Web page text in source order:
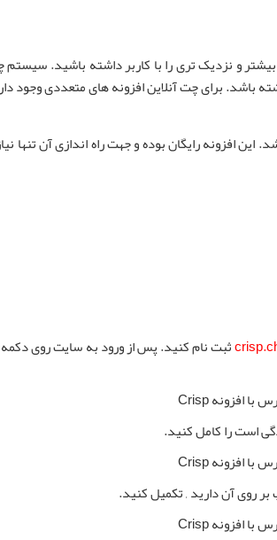
و نزدیک تری را با کاربر داشته باشید.
باشد. برای چت آنلاین افزونه های متعددی وجود
این افزونه رایگان بوده و جهت راه اندازی آن تنها
ثبت نام کنید. پس از ورود به سایت روی دکمه
است را کامل کنید.
روی آن دارید , تکمیل کنید.